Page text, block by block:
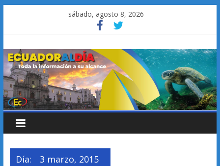
sábado, agosto 8, 2026
Día: 3 marzo, 2015